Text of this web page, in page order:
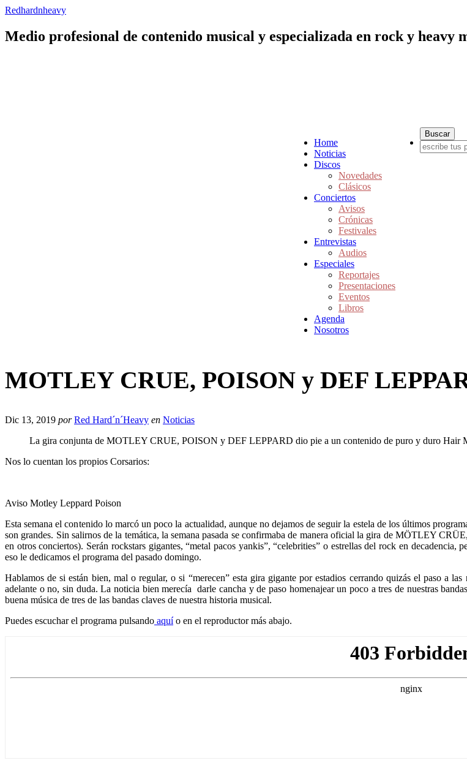
Redhardnheavy
Medio profesional de contenido musical y especializada en rock y heavy
Home
Noticias
Discos
Novedades
Clásicos
Conciertos
Avisos
Crónicas
Festivales
Entrevistas
Audios
Especiales
Reportajes
Presentaciones
Eventos
Libros
Agenda
Nosotros
MOTLEY CRUE, POISON y DEF
Dic 13, 2019 por Red Hard´n´Heavy en Noticias
La gira conjunta de MOTLEY CRUE, POISON y DEF LEPPARD dio pie a un contenido de puro y duro Hair
Nos lo cuentan los propios Corsarios:
Aviso Motley Leppard Poison
Esta semana el contenido lo marcó un poco la actualidad, aunque no dejamos de seguir la estela de los últimos
son grandes. Sin salirnos de la temática, la semana pasada se confirmaba de manera oficial la gira de MÖTLEY
en otros conciertos). Serán rockstars gigantes, “metal pacos yankis”, “celebrities” o estrellas del rock en
eso le dedicamos el programa del pasado domingo.
Hablamos de si están bien, mal o regular, o si “merecen” esta gira gigante por estadios cerrando quizás el paso a
adelante o no, sin duda. La noticia bien merecía darle cancha y de paso homenajear un poco a tres de nuestras
buena música de tres de las bandas claves de nuestra historia musical.
Puedes escuchar el programa pulsando aquío en el reproductor más abajo.